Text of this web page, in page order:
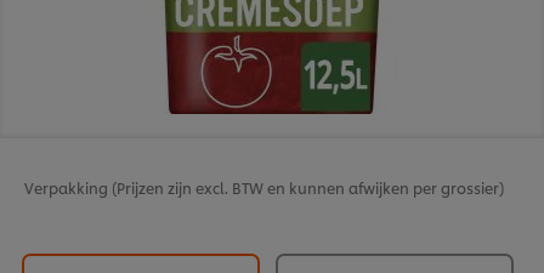
Verpakking (Prijzen zijn excl. BTW en kunnen afwijken per grossier)